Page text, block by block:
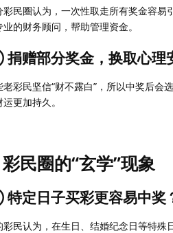
彩民圈认为，一次性取走所有奖金容易
业的财务顾问，帮助管理资金。
赠部分奖金，换取心理
老彩民坚信“财不露白”，所以中奖后会
运更加持久。
民圈的“玄学”现象
定日子买彩更容易中奖
彩民认为，在生日、结婚纪念日等特